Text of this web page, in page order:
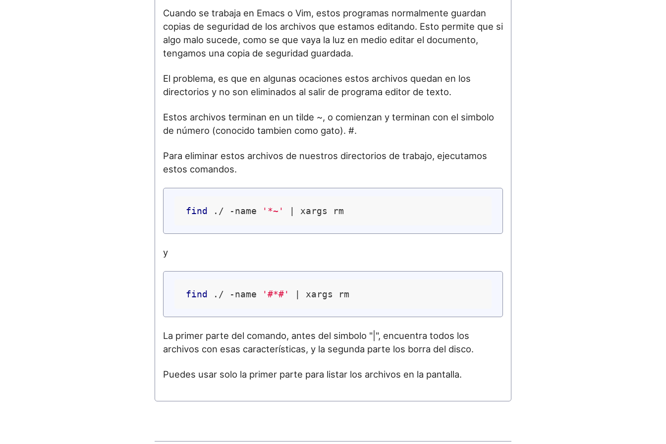
Cuando se trabaja en Emacs o Vim, estos programas normalmente guardan
copias de seguridad de los archivos que estamos editando. Esto permite que si
algo malo sucede, como se que vaya la luz en medio editar el documento,
tengamos una copia de seguridad guardada.
El problema, es que en algunas ocaciones estos archivos quedan en los
directorios y no son eliminados al salir de programa editor de texto.
Estos archivos terminan en un tilde ~, o comienzan y terminan con el simbolo
de número (conocido tambien como gato). #.
Para eliminar estos archivos de nuestros directorios de trabajo, ejecutamos
estos comandos.
find ./ -name '*~'
y
find ./ -name '#*#'
La primer parte del comando, antes del simbolo "|", encuentra todos los
archivos con esas características, y la segunda parte los borra del disco.
Puedes usar solo la primer parte para listar los archivos en la pantalla.